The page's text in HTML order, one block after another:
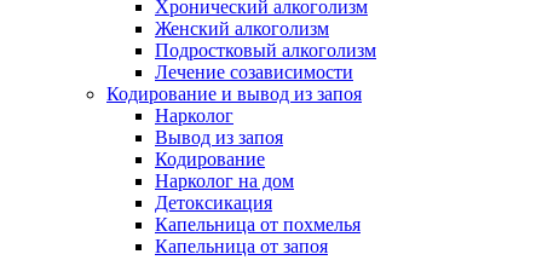
Хронический алкоголизм
Женский алкоголизм
Подростковый алкоголизм
Лечение созависимости
Кодирование и вывод из запоя
Нарколог
Вывод из запоя
Кодирование
Нарколог на дом
Детоксикация
Капельница от похмелья
Капельница от запоя